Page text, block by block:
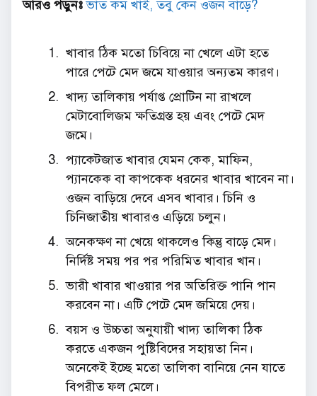
আরও পড়ুনঃ ভাত কম খাই, তবু কেন ওজন বাড়ে?
খাবার ঠিক মতো চিবিয়ে না খেলে এটা হতে
পারে পেটে মেদ জমে যাওয়ার অন্যতম কারণ।
খাদ্য তালিকায় পর্যাপ্ত প্রোটিন না রাখলে
মেটাবোলিজম ক্ষতিগ্রস্ত হয় এবং পেটে মেদ
জমে।
প্যাকেটজাত খাবার যেমন কেক, মাফিন,
প্যানকেক বা কাপকেক ধরনের খাবার খাবেন না।
ওজন বাড়িয়ে দেবে এসব খাবার। চিনি ও
চিনিজাতীয় খাবারও এড়িয়ে চলুন।
অনেকক্ষণ না খেয়ে থাকলেও কিন্তু বাড়ে মেদ।
নির্দিষ্ট সময় পর পর পরিমিত খাবার খান।
ভারী খাবার খাওয়ার পর অতিরিক্ত পানি পান
করবেন না। এটি পেটে মেদ জমিয়ে দেয়।
বয়স ও উচ্চতা অনুযায়ী খাদ্য তালিকা ঠিক
করতে একজন পুষ্টিবিদের সহায়তা নিন।
অনেকেই ইচ্ছে মতো তালিকা বানিয়ে নেন যাতে
বিপরীত ফল মেলে।